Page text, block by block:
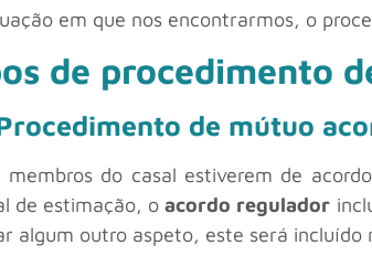
em que nos encontrarmos, o
de procedimento
de mútuo
membros do casal estiverem de
de estimação, oacordo regulador
algum outro aspeto, este será incluído